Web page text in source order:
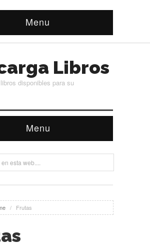
Menu
Libros
disponibles para su
Menu
/ Frutas